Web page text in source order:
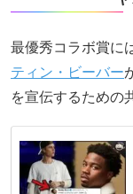
最優秀コラボ賞に
ティン・ビーバー
を宣伝するための